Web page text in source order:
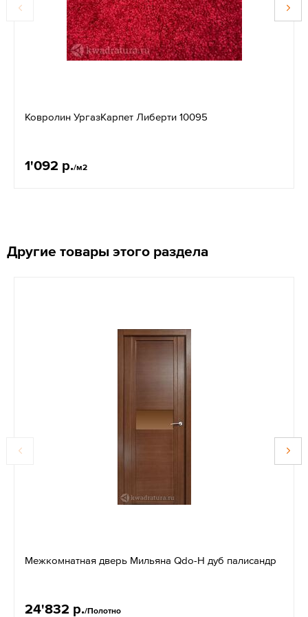
Ковролин УргазКарпет Либерти 10095
1'092 р./м2
Другие товары этого раздела
Межкомнатная дверь Мильяна Qdo-H дуб палисандр
24'832 р./Полотно